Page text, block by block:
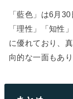
「藍色」は6月
「理性」「知性
に優れており、
向的な一面もあり